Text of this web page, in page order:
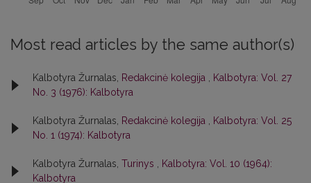
Most read articles by the same author(s)
Kalbotyra Žurnalas, Redakcinė kolegija
Kalbotyra: Vol. 27
No. 3 (1976): Kalbotyra
Kalbotyra Žurnalas, Redakcinė kolegija
Kalbotyra: Vol. 25
No. 1 (1974): Kalbotyra
Kalbotyra Žurnalas, Turinys
Kalbotyra: Vol. 10 (1964):
Kalbotyra